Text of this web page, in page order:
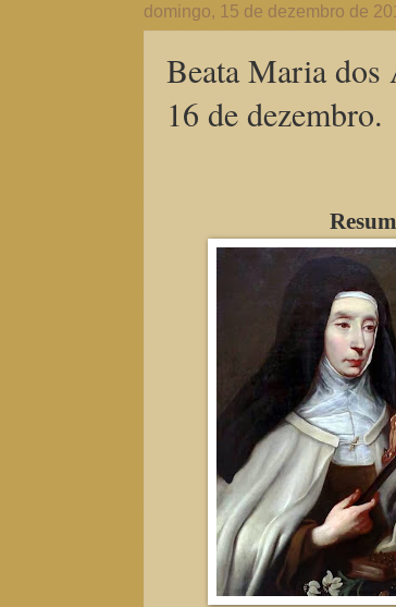
domingo, 15 de dezembro de
Beata Maria
16 de dezembro.